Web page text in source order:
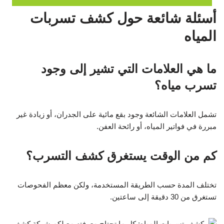
أسئلة شائعة حول كشف تسربات
المياه
ما هي العلامات التي تشير إلى وجود
تسرب مياه؟
تشمل العلامات الشائعة وجود بقع مائية على الجدران، أو زيادة غير
مبررة في فواتير المياه، أو رائحة العفن.
كم من الوقت يستغرق كشف التسرب؟
تختلف المدة حسب الطريقة المستخدمة، ولكن معظم الفحوصات
تستغرق من 30 دقيقة إلى ساعتين.